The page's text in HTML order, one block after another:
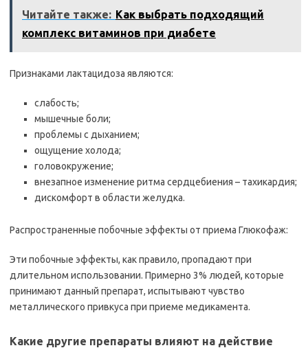
Читайте также: Как выбрать подходящий
комплекс витаминов при диабете
Признаками лактацидоза являются:
слабость;
мышечные боли;
проблемы с дыханием;
ощущение холода;
головокружение;
внезапное изменение ритма сердцебиения – тахикардия;
дискомфорт в области желудка.
Распространенные побочные эффекты от приема Глюкофаж:
Эти побочные эффекты, как правило, пропадают при
длительном использовании. Примерно 3% людей, которые
принимают данный препарат, испытывают чувство
металлического привкуса при приеме медикамента.
Какие другие препараты влияют на действие